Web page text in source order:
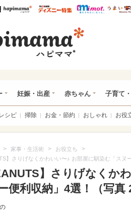
ウレぴあ総研ハピママ* ウレぴあ総研
mimot.
妊娠・出産 赤ちゃん 子育て
シピ 掃除 お金・節約 おしゃれ お役
> 家事・生活術 > お役立ち >
】さりげなくかわいい〜♪ お部屋に馴染む「スヌ
】さりげなくか
便利収納」4選！（写真